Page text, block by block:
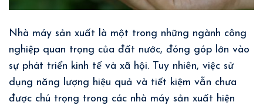
Nhà máy sản xuất là một trong những ngành công
nghiệp quan trọng của đất nước, đóng góp lớn vào
sự phát triển kinh tế và xã hội. Tuy nhiên, việc sử
dụng năng lượng hiệu quả và tiết kiệm vẫn chưa
được chú trọng trong các nhà máy sản xuất hiện